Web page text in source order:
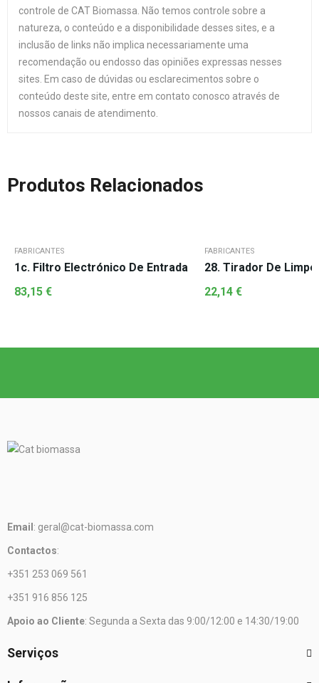
controle de CAT Biomassa. Não temos controle sobre a
natureza, o conteúdo e a disponibilidade desses sites, e a
inclusão de links não implica necessariamente uma
recomendação ou endosso das opiniões expressas nesses
sites. Em caso de dúvidas ou esclarecimentos sobre o
conteúdo deste site, entre em contato conosco através de
nossos canais de atendimento.
Produtos Relacionados
FABRICANTES
1c. Filtro Electrónico De Entrada
83,15 €
FABRICANTES
28. Tirador De
22,14 €
Email : geral@cat-biomassa.com
Contactos:
+351 253 069 561
+351 916 856 125
Apoio ao Cliente: Segunda a Sexta das 9:00/12:00 e 14:30/19:00
Serviços